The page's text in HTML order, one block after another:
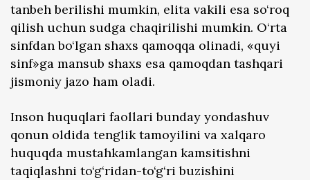
tanbeh berilishi mumkin, elita vakili esa so‘roq
qilish uchun sudga chaqirilishi mumkin. O‘rta
sinfdan bo‘lgan shaxs qamoqqa olinadi, «quyi
sinf»ga mansub shaxs esa qamoqdan tashqari
jismoniy jazo ham oladi.
Inson huquqlari faollari bunday yondashuv
qonun oldida tenglik tamoyilini va xalqaro
huquqda mustahkamlangan kamsitishni
taqiqlashni to‘g‘ridan-to‘g‘ri buzishini